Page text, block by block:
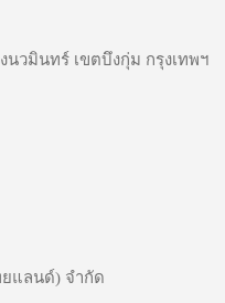
วมินทร์ เขตบึงกุ่ม กรุงเทพฯ
ยแลนด์) จำกัด